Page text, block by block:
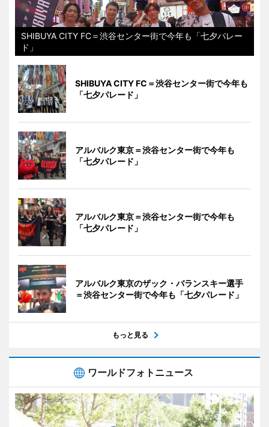
SHIBUYA CITY FC＝渋谷センター街で今年も「七夕パレー
ド」
SHIBUYA CITY FC＝渋谷センター街で今年も
「七夕パレード」
アルバルク東京＝渋谷センター街で今年も
「七夕パレード」
アルバルク東京＝渋谷センター街で今年も
「七夕パレード」
アルバルク東京のザック・バランスキー選手
＝渋谷センター街で今年も「七夕パレード」
もっと見る
ワールドフォトニュース